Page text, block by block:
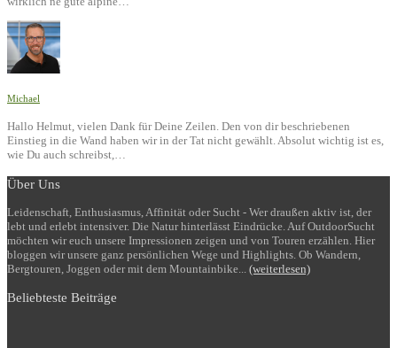
Michael
Hallo Helmut, vielen Dank für Deine Zeilen. Den von dir beschriebenen
Einstieg in die Wand haben wir in der Tat nicht gewählt. Absolut wichtig ist es,
wie Du auch schreibst,…
Über Uns
Leidenschaft, Enthusiasmus, Affinität oder Sucht - Wer draußen aktiv ist, der
lebt und erlebt intensiver. Die Natur hinterlässt Eindrücke. Auf OutdoorSucht
möchten wir euch unsere Impressionen zeigen und von Touren erzählen. Hier
bloggen wir unsere ganz persönlichen Wege und Highlights. Ob Wandern,
Bergtouren, Joggen oder mit dem Mountainbike... (weiterlesen)
Beliebteste Beiträge